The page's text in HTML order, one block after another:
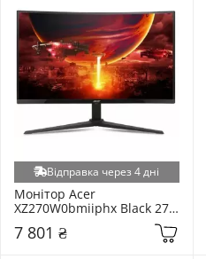
Відправка через 4 дні
Монітор Acer
XZ270W0bmiiphx Black 27"
7 801 ₴